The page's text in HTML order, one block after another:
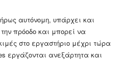
αυτόνομη, υπάρχει και
πρόοδο και μπορεί να
στο εργαστήριο μέχρι τώρα
εργάζονται ανεξάρτητα και